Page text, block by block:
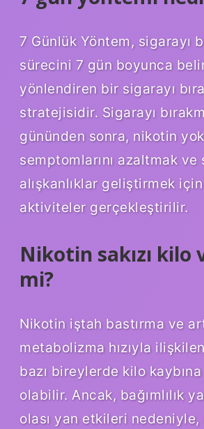
7 Günlük Yöntem, sigarayı
sürecini 7 gün boyunca
yönlendiren bir sigarayı
stratejisidir. Sigarayı
gününden sonra, nikotin
semptomlarını azaltmak ve
alışkanlıklar geliştirmek
aktiviteler gerçekleştirilir.
Nikotin sakızı kilo
mi?
Nikotin iştah bastırma ve
metabolizma hızıyla
bazı bireylerde kilo kaybına
olabilir. Ancak, bağımlılık
olası yan etkileri nedeniyle,